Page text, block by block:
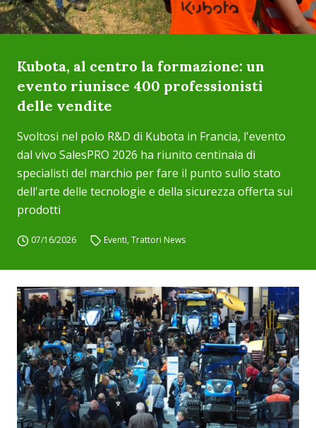
Kubota, al centro la formazione: un
evento riunisce 400 professionisti
delle vendite
Svoltosi nel polo R&D di Kubota in Francia, l'evento
dal vivo SalesPRO 2026 ha riunito centinaia di
specialisti del marchio per fare il punto sullo stato
dell'arte delle tecnologie e della sicurezza offerta sui
prodotti
07/16/2026 Eventi,Trattori News